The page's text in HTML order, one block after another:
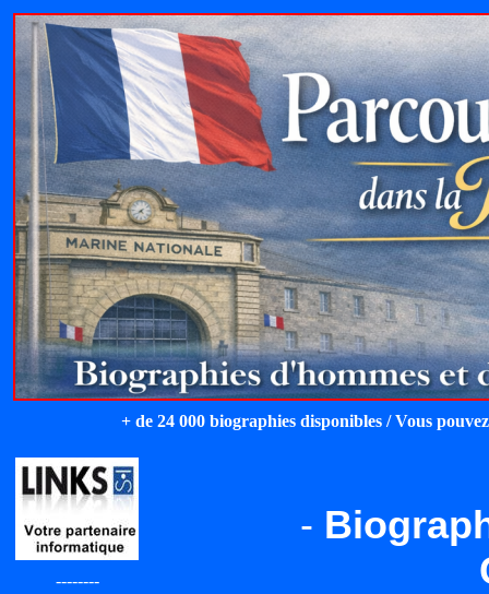
+ de 24 000 biographies disponibles / Vous
--------
-